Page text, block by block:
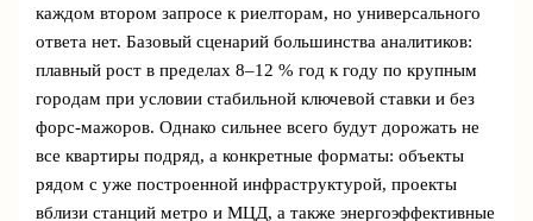
каждом втором запросе к риелторам, но универсального
ответа нет. Базовый сценарий большинства аналитиков:
плавный рост в пределах 8–12 % год к году по крупным
городам при условии стабильной ключевой ставки и без
форс-мажоров. Однако сильнее всего будут дорожать не
все квартиры подряд, а конкретные форматы: объекты
рядом с уже построенной инфраструктурой, проекты
вблизи станций метро и МЦД, а также энергоэффективные